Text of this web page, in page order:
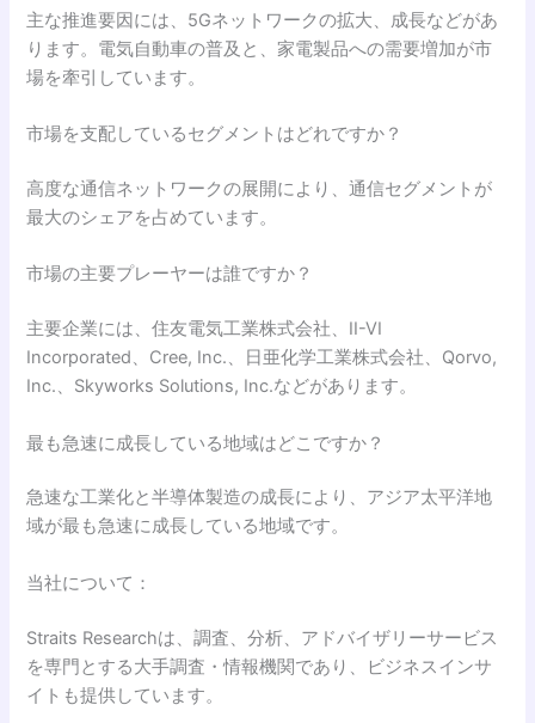
主な推進要因には、5Gネットワークの拡大、成長などがあ
ります。電気自動車の普及と、家電製品への需要増加が市
場を牽引しています。
市場を支配しているセグメントはどれですか？
高度な通信ネットワークの展開により、通信セグメントが
最大のシェアを占めています。
市場の主要プレーヤーは誰ですか？
主要企業には、住友電気工業株式会社、II-VI
Incorporated、Cree, Inc.、日亜化学工業株式会社、Qorvo,
Inc.、Skyworks Solutions, Inc.などがあります。
最も急速に成長している地域はどこですか？
急速な工業化と半導体製造の成長により、アジア太平洋地
域が最も急速に成長している地域です。
当社について：
Straits Researchは、調査、分析、アドバイザリーサービス
を専門とする大手調査・情報機関であり、ビジネスインサ
イトも提供しています。